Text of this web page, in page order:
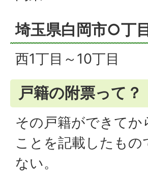
埼玉県白岡市○丁
西1丁目～10丁目
戸籍の附票って？
その戸籍ができて
ことを記載したも
ない。